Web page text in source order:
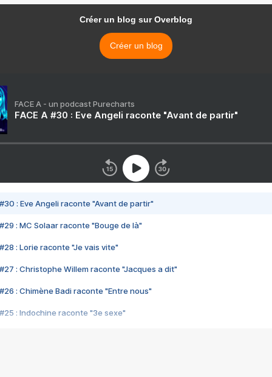
Créer un blog sur Overblog
Créer un blog
FACE A - un podcast Purecharts
FACE A #30 : Eve Angeli raconte "Avant de partir"
#30 : Eve Angeli raconte "Avant de partir"
#29 : MC Solaar raconte "Bouge de là"
#28 : Lorie raconte "Je vais vite"
#27 : Christophe Willem raconte "Jacques a dit"
#26 : Chimène Badi raconte "Entre nous"
#25 : Indochine raconte "3e sexe"